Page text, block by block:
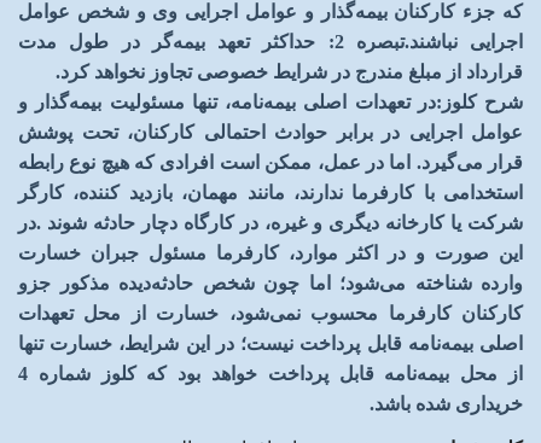
که جزء کارکنان بیمه‌گذار و عوامل اجرایی وی و شخص عوامل
اجرایی نباشند.تبصره 2 :
حداکثر تعهد بیمه‌گر در طول مدت
قرارداد از مبلغ مندرج در شرایط خصوصی تجاوز نخواهد کرد.
شرح کلوز :در تعهدات اصلی بیمه‌نامه، تنها مسئولیت بیمه‌گذار و
عوامل اجرایی در برابر حوادث احتمالی کارکنان، تحت پوشش
قرار می‌گیرد. اما در عمل، ممکن است افرادی که هیچ نوع رابطه
استخدامی با کارفرما ندارند، مانند مهمان، بازدید کننده، کارگر
شرکت یا کارخانه دیگری و غیره، در کارگاه دچار حادثه شوند .در
این صورت و در اکثر موارد، کارفرما مسئول جبران خسارت
وارده شناخته می‌شود؛ اما چون شخص حادثه‌دیده مذکور جزو
کارکنان کارفرما محسوب نمی‌شود، خسارت از محل تعهدات
اصلی بیمه‌نامه قابل پرداخت نیست؛ در این شرایط، خسارت تنها
از محل بیمه‌نامه قابل پرداخت خواهد بود که کلوز شماره 4
خریداری شده باشد.